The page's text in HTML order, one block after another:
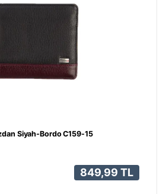
Siyah-Bordo C159-15
849,99 TL